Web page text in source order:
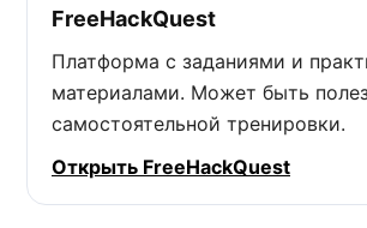
FreeHackQuest
Платформа с заданиями и
материалами. Может быть
самостоятельной тренировки.
Открыть FreeHackQuest